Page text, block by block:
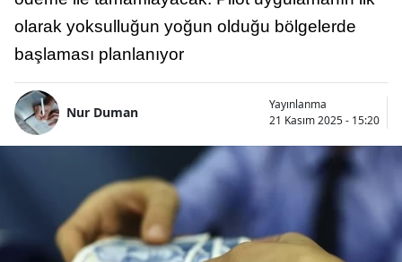
olarak yoksulluğun yoğun olduğu bölgelerde
başlaması planlanıyor
Nur Duman
Yayınlanma
21 Kasım 2025 - 15:20